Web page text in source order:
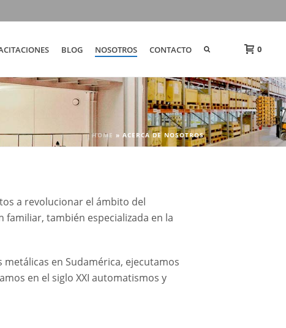
BLOG NOSOTROS CONTACTO 0
HOME » ACERCA DE NOSOTROS
a revolucionar el ámbito del
familiar, también especializada en la
en Sudamérica, ejecutamos
en el siglo XXI automatismos y